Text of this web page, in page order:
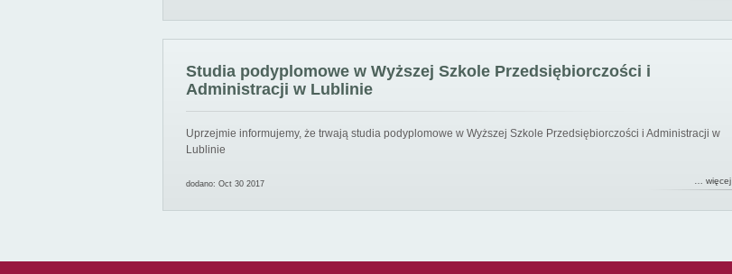
Studia podyplomowe w Wyższej Szkole Przedsiębiorczości i
Administracji w Lublinie
Uprzejmie informujemy, że trwają studia podyplomowe w Wyższej Szkole Przedsiębiorczości i Administracji w
Lublinie
dodano: Oct 30 2017 … więcej